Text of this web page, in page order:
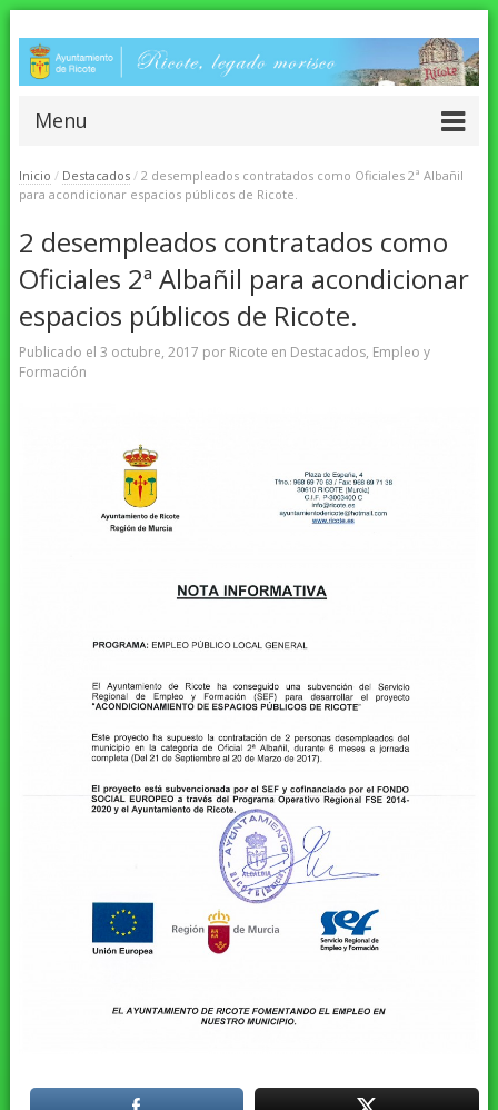
Menu
Inicio / Destacados / 2 desempleados contratados como Oficiales 2ª Albañil
para acondicionar espacios públicos de Ricote.
2 desempleados contratados como
Oficiales 2ª Albañil para acondicionar
espacios públicos de Ricote.
Publicado el 3 octubre, 2017 por Ricote en Destacados, Empleo y
Formación